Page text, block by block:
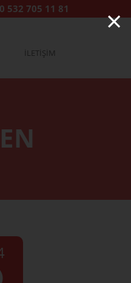
0 532 705 11 81
İLETİŞİM
×